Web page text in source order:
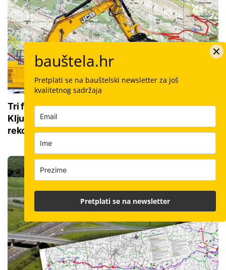
Tri faze, pet kilometara i stotine bauštelaca:
Ključna veza između Splita i Omiša ide u mega
rekonstrukciju
bauštela.hr
Pretplati se na bauštelski newsletter za još
kvalitetnog sadržaja
Pretplati se na newsletter